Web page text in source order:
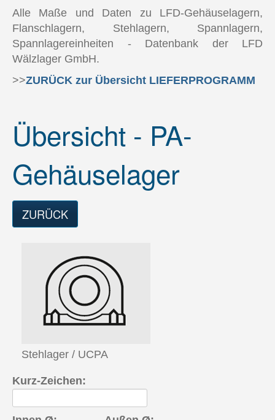
Lagergehäuse-Datenbank
Gelenklager LFD
Gelenklager-Datenbank
Produktkataloge
Qualitätssicherung
LFD Prüfstände
Labor
Anwendungen
Kontakt
Alle Maße und Daten zu LFD-Gehäuselagern,
Flanschlagern, Stehlagern, Spannlagern,
Spannlagereinheiten - Datenbank der LFD
Wälzlager GmbH.
>>ZURÜCK zur Übersicht LIEFERPROGRAMM
Übersicht - PA-
Gehäuselager
ZURÜCK
Stehlager / UCPA
Kurz-Zeichen: